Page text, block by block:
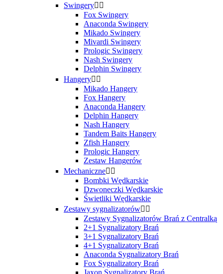
Swingery 
Fox Swingery
Anaconda Swingery
Mikado Swingery
Mivardi Swingery
Prologic Swingery
Nash Swingery
Delphin Swingery
Hangery 
Mikado Hangery
Fox Hangery
Anaconda Hangery
Delphin Hangery
Nash Hangery
Tandem Baits Hangery
Zfish Hangery
Prologic Hangery
Zestaw Hangerów
Mechaniczne 
Bombki Wędkarskie
Dzwoneczki Wędkarskie
Świetliki Wędkarskie
Zestawy sygnalizatorów 
Zestawy Sygnalizatorów Brań z Centralką
2+1 Sygnalizatory Brań
3+1 Sygnalizatory Brań
4+1 Sygnalizatory Brań
Anaconda Sygnalizatory Brań
Fox Sygnalizatory Brań
Jaxon Sygnalizatory Brań